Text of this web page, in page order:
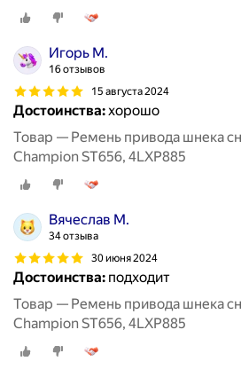
Игорь М.
16 отзывов
15 августа 2024
Достоинства:хорошо
Товар — Ремень привода шнека
Champion ST656, 4LXP885
Вячеслав М.
34 отзыва
30 июня 2024
Достоинства: подходит
Товар — Ремень привода шнека
Champion ST656, 4LXP885